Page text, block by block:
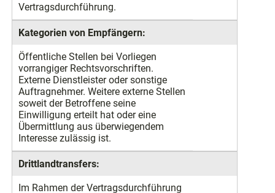
Vertragsdurchführung.
Kategorien von Empfängern:
Öffentliche Stellen bei Vorliegen
vorrangiger Rechtsvorschriften.
Externe Dienstleister oder sonstige
Auftragnehmer. Weitere externe Stellen
soweit der Betroffene seine
Einwilligung erteilt hat oder eine
Übermittlung aus überwiegendem
Interesse zulässig ist.
Drittlandtransfers:
Im Rahmen der Vertragsdurchführung